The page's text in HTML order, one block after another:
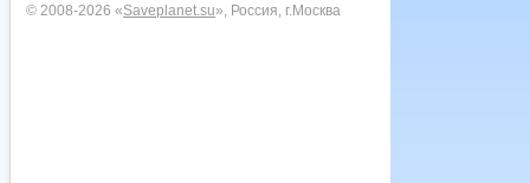
© 2008-2026 «Saveplanet.su», Россия, г.Москва